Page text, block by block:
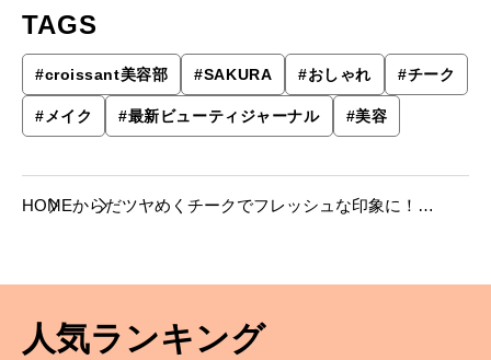
TAGS
#croissant美容部 #SAKURA #おしゃれ #チーク
#メイク #最新ビューティジャーナル #美容
HOMEからだツヤめくチークでフレッシュな印象に！
人気ランキング